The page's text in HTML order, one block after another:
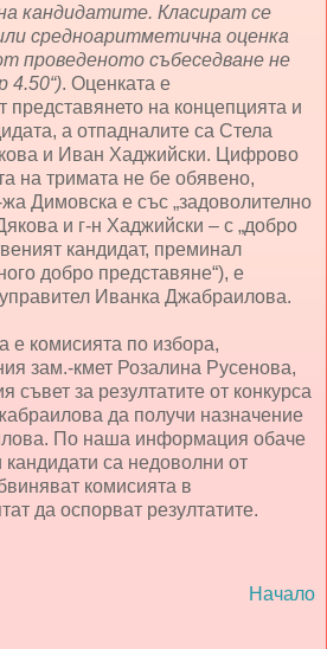
кандидатите. Класират се
средноаритметична оценка
проведеното събеседване не
4.50“). Оценката е
представянето на концепцията и
а отпадналите са Стела
и Иван Хаджийски. Цифрово
на тримата не бе обявено,
Димовска е със „задоволително
и г-н Хаджийски – с „добро
кандидат, преминал
добро представяне“), е
Иванка Джабраилова.
е комисията по избора,
зам.-кмет Розалина Русенова,
за резултатите от конкурса
да получи назначение
По наша информация обаче
кандидати са недоволни от
комисията в
да оспорват резултатите.
Начало